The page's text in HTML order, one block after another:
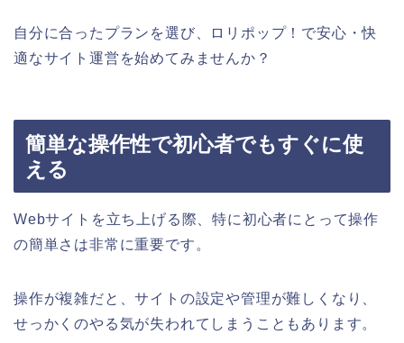
自分に合ったプランを選び、ロリポップ！で安心・快
適なサイト運営を始めてみませんか？
簡単な操作性で初心者でもすぐに使
える
Webサイトを立ち上げる際、特に初心者にとって操作
の簡単さは非常に重要です。
操作が複雑だと、サイトの設定や管理が難しくなり、
せっかくのやる気が失われてしまうこともあります。